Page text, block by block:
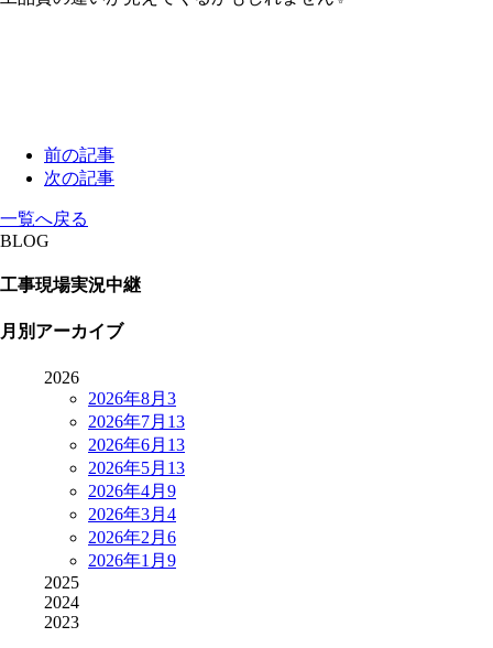
前の記事
次の記事
一覧へ戻る
BLOG
工事現場実況中継
月別アーカイブ
2026
2026年8月 3
2026年7月 13
2026年6月 13
2026年5月 13
2026年4月 9
2026年3月 4
2026年2月 6
2026年1月 9
2025
2024
2023